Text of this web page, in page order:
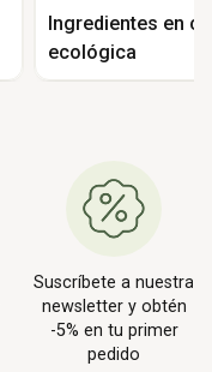
Ingredientes en
ecológica
Suscríbete a nuestra
newsletter y obtén
-5% en tu primer
pedido